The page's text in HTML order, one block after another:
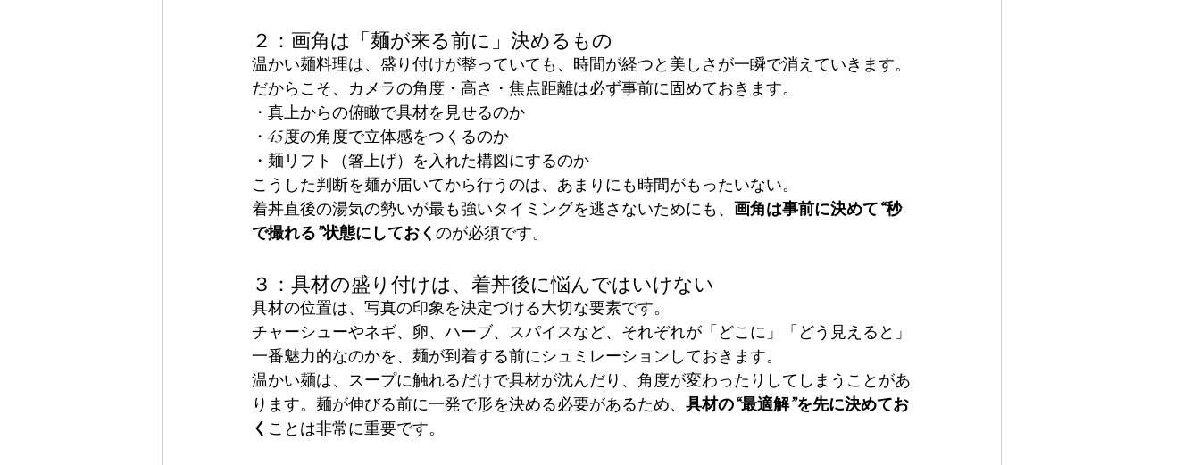
２：画角は「麺が来る前に」決めるもの
温かい麺料理は、盛り付けが整っていても、時間が経つと美しさが一瞬で消えていきます。
だからこそ、カメラの角度・高さ・焦点距離は必ず事前に固めておきます。
・真上からの俯瞰で具材を見せるのか
・45度の角度で立体感をつくるのか
・麺リフト（箸上げ）を入れた構図にするのか
こうした判断を麺が届いてから行うのは、あまりにも時間がもったいない。
着丼直後の湯気の勢いが最も強いタイミングを逃さないためにも、 画角は事前に決めて“秒
で撮れる”状態にしておく のが必須です。
３：具材の盛り付けは、着丼後に悩んではいけない
具材の位置は、写真の印象を決定づける大切な要素です。
チャーシューやネギ、卵、ハーブ、スパイスなど、それぞれが「どこに」「どう見えると」
一番魅力的なのかを、麺が到着する前にシュミレーションしておきます。
温かい麺は、スープに触れるだけで具材が沈んだり、角度が変わったりしてしまうことがあ
ります。麺が伸びる前に一発で形を決める必要があるため、 具材の“最適解”を先に決めてお
く ことは非常に重要です。